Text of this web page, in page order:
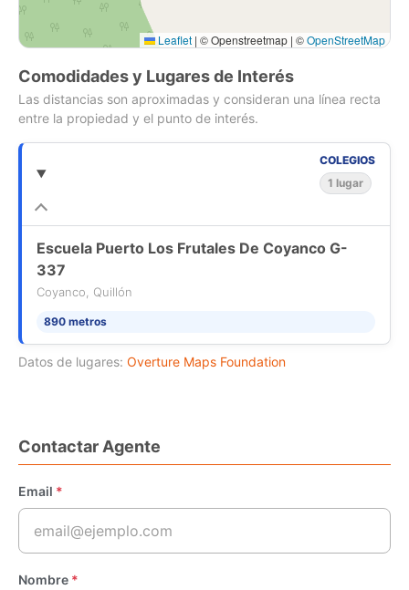
Leaflet | © Openstreetmap | ©OpenStreetMap
Comodidades y Lugares de Interés
Las distancias son aproximadas y consideran una línea recta
entre la propiedad y el punto de interés.
COLEGIOS
1 lugar
Escuela Puerto Los Frutales De Coyanco G-
337
Coyanco, Quillón
890 metros
Datos de lugares: Overture Maps Foundation
Contactar Agente
Email *
Nombre *